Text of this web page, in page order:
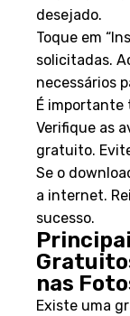
desejado.
Toque em
solicitadas.
necessários
É importante
Verifique as
gratuito.
Se o
a internet.
sucesso.
nas
Existe uma